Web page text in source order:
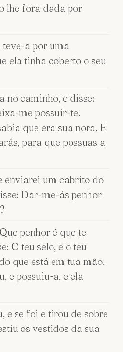
lhe fora dada por
teve-a por uma
ela tinha coberto o seu
no caminho, e disse:
me possuir-te.
que era sua nora. E
para que possuas a
enviarei um cabrito do
Dar-me-ás penhor
penhor é que te
O teu selo, e o teu
que está em tua mão.
e possuiu-a, e ela
e se foi e tirou de sobre
os vestidos da sua